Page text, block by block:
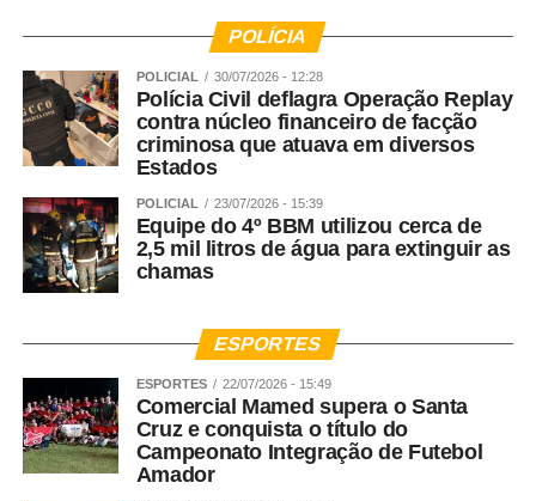
POLÍCIA
POLICIAL 30/07/2026 - 12:28
Polícia Civil deflagra Operação Replay
contra núcleo financeiro de facção
criminosa que atuava em diversos
Estados
POLICIAL 23/07/2026 - 15:39
Equipe do 4º BBM utilizou cerca de
2,5 mil litros de água para extinguir as
chamas
ESPORTES
ESPORTES 22/07/2026 - 15:49
Comercial Mamed supera o Santa
Cruz e conquista o título do
Campeonato Integração de Futebol
Amador